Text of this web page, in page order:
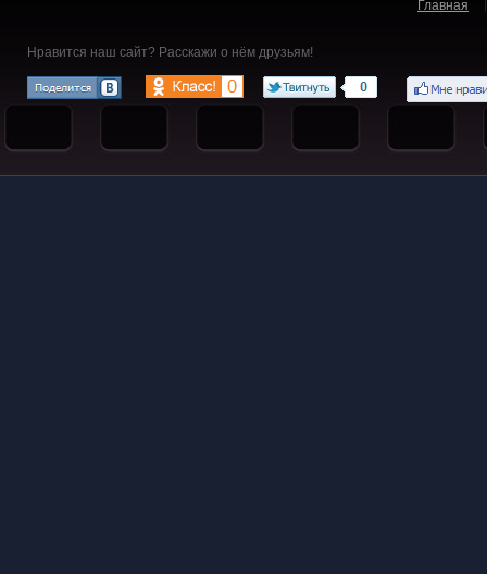
Главная
Нравится наш сайт? Расскажи о нём друзьям!